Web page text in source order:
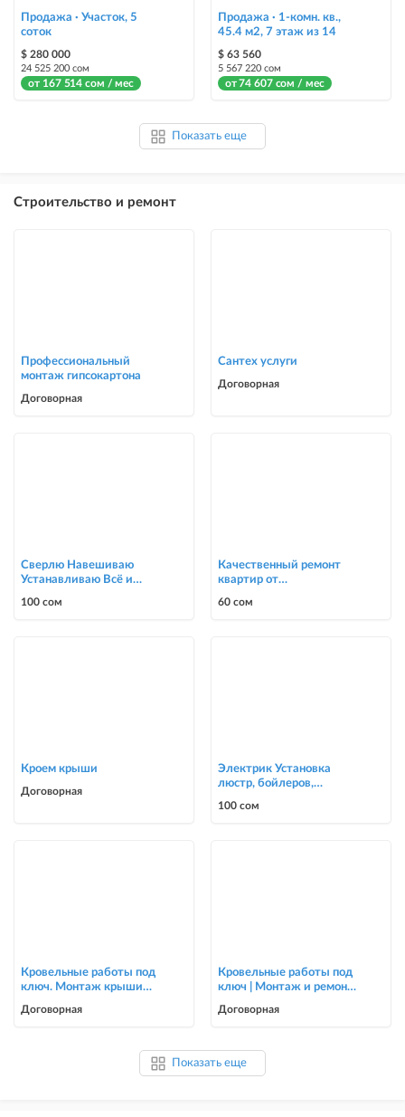
Продажа · Участок, 5
соток
$ 280 000
24 525 200 сом
от 167 514 сом / мес
Продажа · 1-комн. кв.,
45.4 м2, 7 этаж из 14
$ 63 560
5 567 220 сом
от 74 607 сом / мес
Показать еще
Строительство и ремонт
Профессиональный
монтаж гипсокартона
Договорная
Сантех услуги
Договорная
Сверлю Навешиваю
Устанавливаю Всё и
100 сом
Качественный ремонт
квартир от
капитального ремонта до
60 сом
Кроем крыши
Договорная
Электрик Установка
люстр, бойлеров,
0700303090
100 сом
Кровельные работы под
ключ. Монтаж крыши
коттеджей
Договорная
Кровельные работы под
ключ | Монтаж и ремонт
Договорная
Показать еще